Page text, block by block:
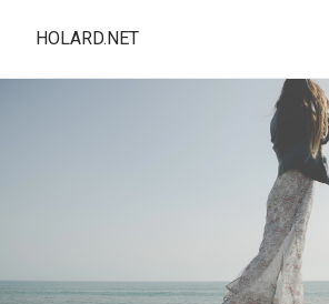
HOLARD.NET